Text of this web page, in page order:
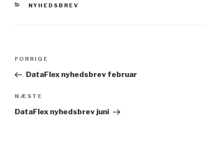
NYHEDSBREV
FORRIGE
DataFlex nyhedsbrev februar
NÆSTE
DataFlex nyhedsbrev juni